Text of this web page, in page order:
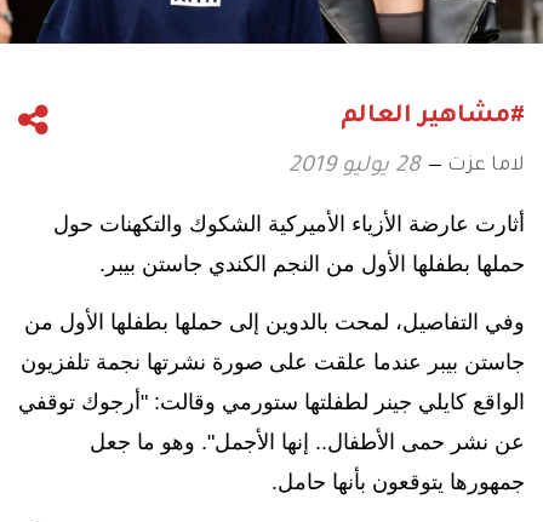
#مشاهير العالم
لاما عزت 28 يوليو 2019
أثارت عارضة الأزياء الأميركية الشكوك والتكهنات حول
حملها بطفلها الأول من النجم الكندي جاستن بيبر.
وفي التفاصيل، لمحت بالدوين إلى حملها بطفلها الأول من
جاستن بيبر عندما علقت على صورة نشرتها نجمة تلفزيون
الواقع كايلي جينر لطفلتها ستورمي وقالت: "أرجوك توقفي
عن نشر حمى الأطفال.. إنها الأجمل". وهو ما جعل
جمهورها يتوقعون بأنها حامل.